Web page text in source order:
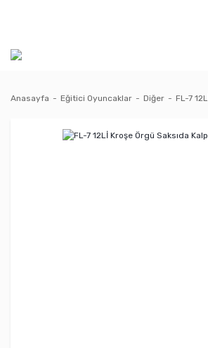
Anasayfa Eğitici Oyuncaklar Diğer FL-7